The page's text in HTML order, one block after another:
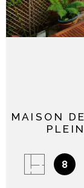
MAISON
8